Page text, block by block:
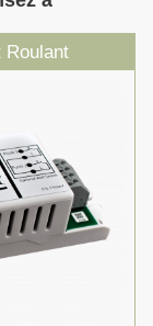
Roulant